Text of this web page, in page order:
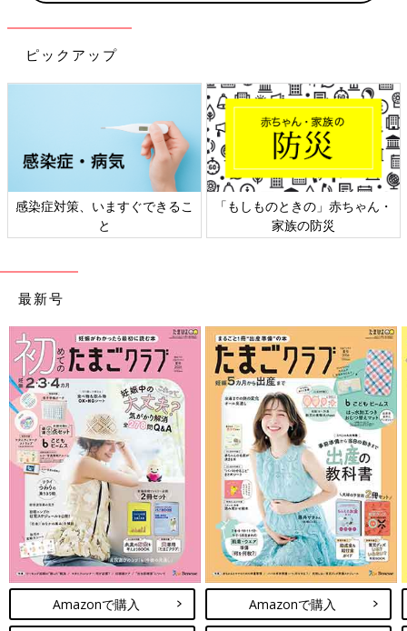
出典：Instagramアカウント「__uru229」
miyuさんは、こちらの「ポケモン UT」を。ニンフィアとイーブ
イが描かれており、しかもピンクカラーでなんとも可愛らしいT
シャツです。ポケモンシリーズのTシャツはほかにも種類があ
り、お気に入りのポケモンTを見つけることができれば、お着換
仕上げるには、濃い目のピンク、濃い目のネイビーがおすすめで
す！
ネイビーの太めボーダーは、モノトーンコーデに仕
上げても軽やかな印象に！
ピックアップ
感染症対策、いますぐできるこ
と
「もしものときの」赤ちゃん・
家族の防災
最新号
Amazonで購入 Amazonで購入